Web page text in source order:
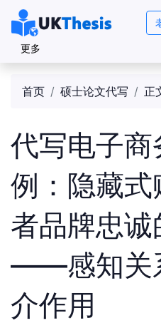
更多
首页 硕士论文代写 正
代写电子商
例：隐藏
者品牌忠
——感知关
介作用